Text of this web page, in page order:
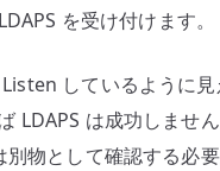
を受け付けます。
しているように
LDAPS は成功しませ
別物として確認する必要